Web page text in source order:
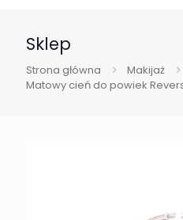
Sklep
Strona główna Makijaż
Matowy cień do powiek